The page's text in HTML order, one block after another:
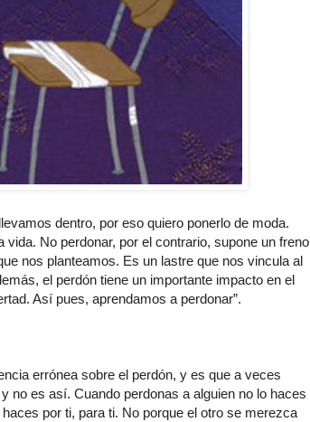
dentro, por eso quiero ponerlo de moda.
No perdonar, por el contrario, supone un freno
nos planteamos. Es un lastre que nos vincula al
el perdón tiene un importante impacto en el
Así pues, aprendamos a perdonar”.
errónea sobre el perdón, y es que a veces
no es así. Cuando perdonas a alguien no lo haces
por ti, para ti. No porque el otro se merezca